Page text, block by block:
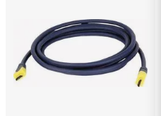
marques